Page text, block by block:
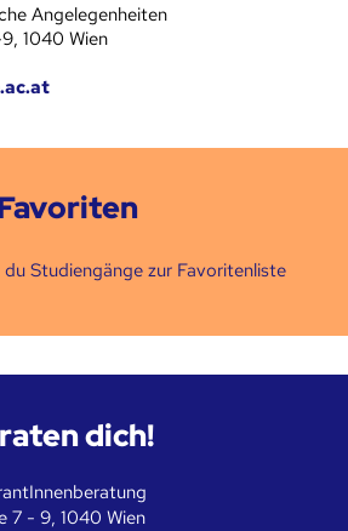
Angelegenheiten
1040 Wien
du Studiengänge zur Favoritenliste
dich!
7 - 9, 1040 Wien